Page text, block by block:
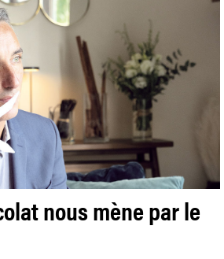
nous mène par le